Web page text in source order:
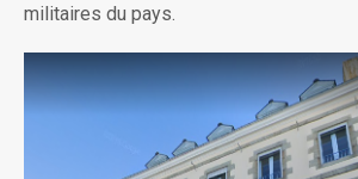
militaires du pays.